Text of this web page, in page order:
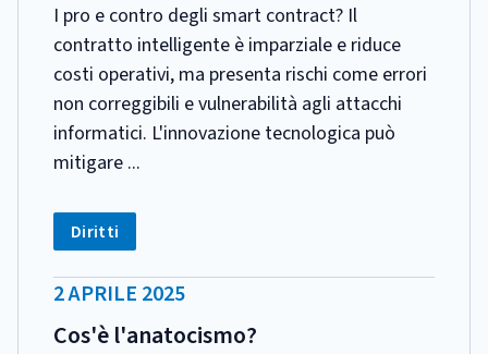
I pro e contro degli smart contract? Il
contratto intelligente è imparziale e riduce
costi operativi, ma presenta rischi come errori
non correggibili e vulnerabilità agli attacchi
informatici. L'innovazione tecnologica può
mitigare ...
CATEGORIA:
Tag:
Diritti
DATA
PUBBLICAZIONE:
2 APRILE 2025
Cos'è l'anatocismo?